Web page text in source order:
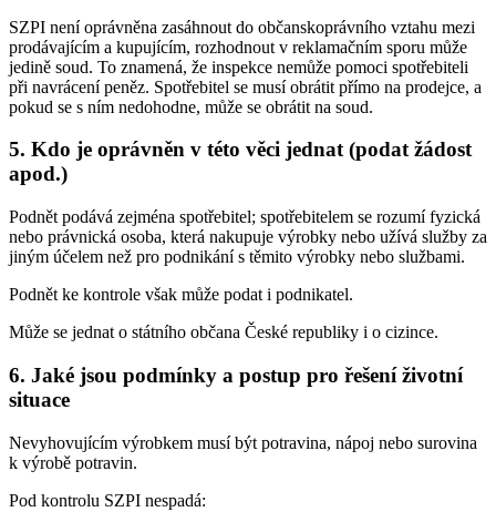
SZPI není oprávněna zasáhnout do občanskoprávního vztahu mezi
prodávajícím a kupujícím, rozhodnout v reklamačním sporu může
jedině soud. To znamená, že inspekce nemůže pomoci spotřebiteli
při navrácení peněz. Spotřebitel se musí obrátit přímo na prodejce, a
pokud se s ním nedohodne, může se obrátit na soud.
5. Kdo je oprávněn v této věci jednat (podat žádost
apod.)
Podnět podává zejména spotřebitel; spotřebitelem se rozumí fyzická
nebo právnická osoba, která nakupuje výrobky nebo užívá služby za
jiným účelem než pro podnikání s těmito výrobky nebo službami.
Podnět ke kontrole však může podat i podnikatel.
Může se jednat o státního občana České republiky i o cizince.
6. Jaké jsou podmínky a postup pro řešení životní
situace
Nevyhovujícím výrobkem musí být potravina, nápoj nebo surovina
k výrobě potravin.
Pod kontrolu SZPI nespadá: